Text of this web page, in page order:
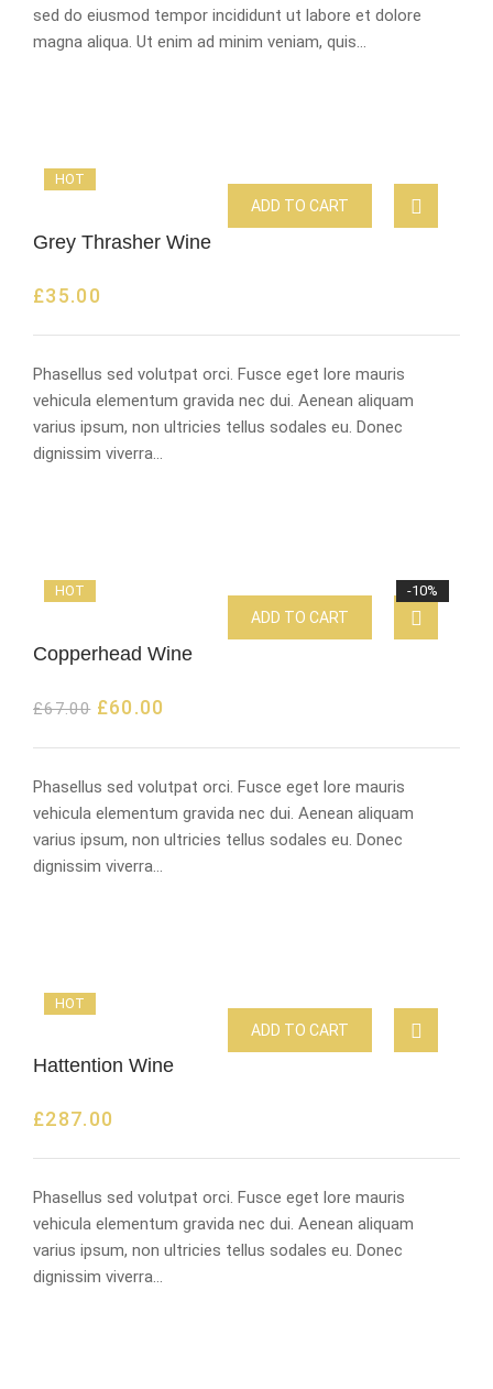
sed do eiusmod tempor incididunt ut labore et dolore
magna aliqua. Ut enim ad minim veniam, quis…
HOT
Grey Thrasher Wine
£35.00
ADD TO CART
Phasellus sed volutpat orci. Fusce eget lore mauris
vehicula elementum gravida nec dui. Aenean aliquam
varius ipsum, non ultricies tellus sodales eu. Donec
dignissim viverra…
-10%
HOT
Copperhead Wine
£67.00 £60.00
ADD TO CART
Phasellus sed volutpat orci. Fusce eget lore mauris
vehicula elementum gravida nec dui. Aenean aliquam
varius ipsum, non ultricies tellus sodales eu. Donec
dignissim viverra…
HOT
Hattention Wine
£287.00
ADD TO CART
Phasellus sed volutpat orci. Fusce eget lore mauris
vehicula elementum gravida nec dui. Aenean aliquam
varius ipsum, non ultricies tellus sodales eu. Donec
dignissim viverra…